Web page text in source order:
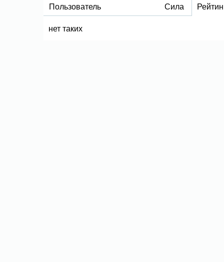
Пользователь Сила
нет таких